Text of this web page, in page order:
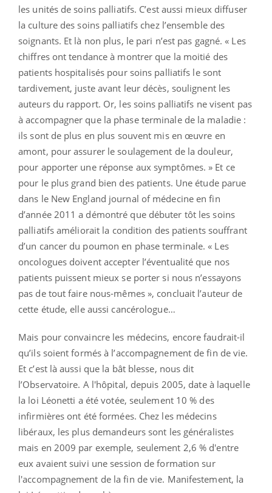
les unités de soins palliatifs. C’est aussi mieux diffuser
la culture des soins palliatifs chez l’ensemble des
soignants. Et là non plus, le pari n’est pas gagné. « Les
chiffres ont tendance à montrer que la moitié des
patients hospitalisés pour soins palliatifs le sont
tardivement, juste avant leur décès, soulignent les
auteurs du rapport. Or, les soins palliatifs ne visent pas
à accompagner que la phase terminale de la maladie :
ils sont de plus en plus souvent mis en œuvre en
amont, pour assurer le soulagement de la douleur,
pour apporter une réponse aux symptômes. » Et ce
pour le plus grand bien des patients. Une étude parue
dans le New England journal of médecine en fin
d’année 2011 a démontré que débuter tôt les soins
palliatifs améliorait la condition des patients souffrant
d’un cancer du poumon en phase terminale. « Les
oncologues doivent accepter l’éventualité que nos
patients puissent mieux se porter si nous n’essayons
pas de tout faire nous-mêmes », concluait l’auteur de
cette étude, elle aussi cancérologue…
Mais pour convaincre les médecins, encore faudrait-il
qu’ils soient formés à l’accompagnement de fin de vie.
Et c’est là aussi que la bât blesse, nous dit
l’Observatoire. A l'hôpital, depuis 2005, date à laquelle
la loi Léonetti a été votée, seulement 10 % des
infirmières ont été formées. Chez les médecins
libéraux, les plus demandeurs sont les généralistes
mais en 2009 par exemple, seulement 2,6 % d'entre
eux avaient suivi une session de formation sur
l'accompagnement de la fin de vie. Manifestement, la